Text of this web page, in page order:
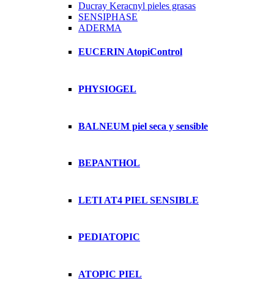
Ducray Keracnyl pieles grasas
SENSIPHASE
ADERMA
EUCERIN AtopiControl
PHYSIOGEL
BALNEUM piel seca y sensible
BEPANTHOL
LETI AT4 PIEL SENSIBLE
PEDIATOPIC
ATOPIC PIEL